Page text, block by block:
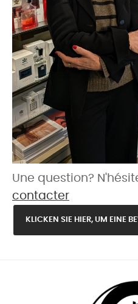
Une question?
contacter
KLICKEN SIE HIER, UM EINE